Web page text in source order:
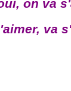
on va
va